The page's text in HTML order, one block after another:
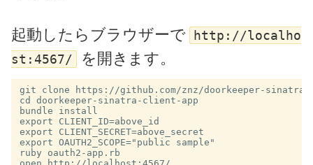
起動したらブラウザーで http://localho
st:4567/ を開きます。
git clone https://github.com/znz/doorkeeper-
cd doorkeeper-sinatra-client-app
bundle install
export CLIENT_ID=above_id
export CLIENT_SECRET=above_secret
export OAUTH2_SCOPE="public sample"
ruby oauth2-app.rb